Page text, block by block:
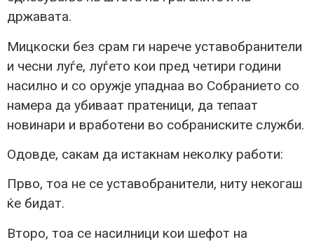
државата.
Мицкоски без срам ги нарече уставобранители
и чесни луѓе, луѓето кои пред четири години
насилно и со оружје упаднаа во Собранието со
намера да убиваат пратеници, да тепаат
новинари и вработени во собраниските служби.
Одовде, сакам да истакнам неколку работи:
Прво, тоа не се уставобранители, ниту некогаш
ќе бидат.
Второ, тоа се насилници кои шефот на